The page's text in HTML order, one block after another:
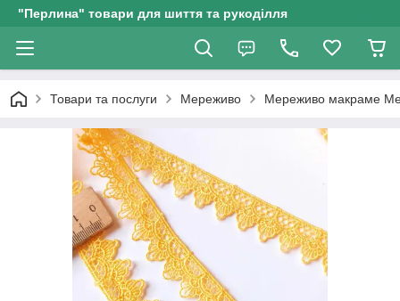
"Перлина" товари для шиття та рукоділля
Товари та послуги Мереживо Мереживо макраме